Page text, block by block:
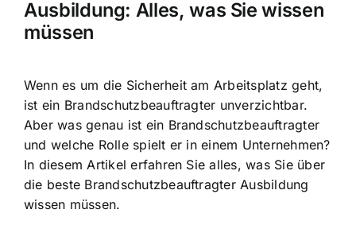
Ausbildung: Alles, was Sie wissen
müssen
Wenn es um die Sicherheit am Arbeitsplatz geht,
ist ein Brandschutzbeauftragter unverzichtbar.
Aber was genau ist ein Brandschutzbeauftragter
und welche Rolle spielt er in einem Unternehmen?
In diesem Artikel erfahren Sie alles, was Sie über
die beste Brandschutzbeauftragter Ausbildung
wissen müssen.